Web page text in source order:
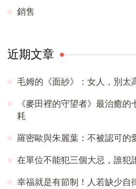
銷售
近期文章
毛姆的《面紗》：女人，別太
《麥田裡的守望者》最治癒
耗
羅密歐與朱麗葉：不被認可的
在單位不能犯三個大忌，誰犯
幸福就是有節制！人若缺少自